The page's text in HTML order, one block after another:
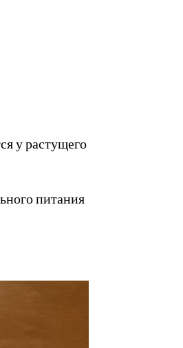
у растущего
питания